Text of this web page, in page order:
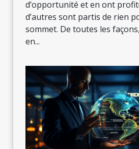
d’opportunité et en ont
d’autres sont partis de rien
sommet. De toutes les
en...